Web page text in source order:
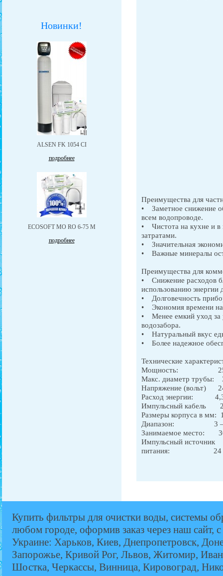
Новинки!
ALSEN FK 1054 CI
подробнее
ЕCOSOFT MO RO 6-75 M
подробнее
Преимущества для
• Заметное снижение
всем водопроводе.
• Чистота на кухне и в
затратами.
• Значительная
• Важные минералы
Преимущества для
• Снижение расходов
использованию энергии
• Долговечность
• Экономия времени на
• Менее емкий уход за
водозабора.
• Натуральный вкус
• Более надежное
Технические
Мощность:
Макс. диаметр
Напряжение
Расход
Импульсный
Размеры корпуса
Диапазон: 3
Занимаемое
Импульсный
питания: 24
Купить фильтры для очистки воды, системы
любом городе, оформив заказ через наш сайт,
Украине: Харьков, Киев, Днепропетровск,
Запорожье, Кривой Рог, Львов, Житомир,
Шостка, Черкассы, Винница, Кировоград,